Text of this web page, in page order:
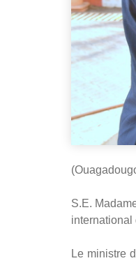
S.E.
international
Le ministre